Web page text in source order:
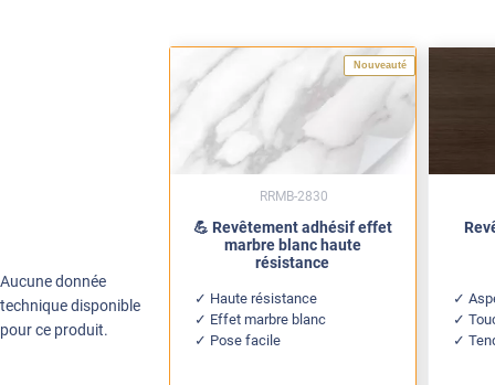
Aucune donnée
technique disponible
pour ce produit.
Nouveauté
💪 Revêtement adhésif effet
marbre blanc haute
résistance
Haute résistance
Effet marbre blanc
Pose facile
RRMB-2830